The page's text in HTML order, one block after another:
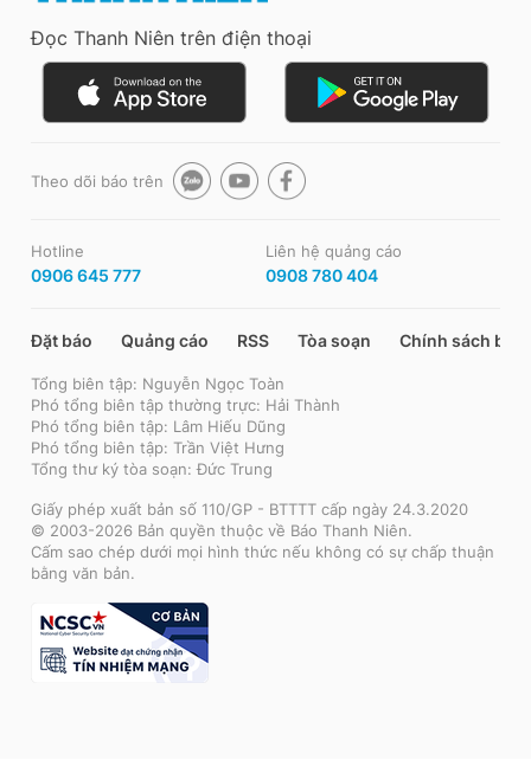
Đọc Thanh Niên trên điện thoại
Theo dõi báo trên
Hotline
0906 645 777
Liên hệ quảng cáo
0908 780 404
Đặt báo Quảng cáo RSS Tòa soạn Chính sách bảo
Tổng biên tập: Nguyễn Ngọc Toàn
Phó tổng biên tập thường trực: Hải Thành
Phó tổng biên tập: Lâm Hiếu Dũng
Phó tổng biên tập: Trần Việt Hưng
Tổng thư ký tòa soạn: Đức Trung
Giấy phép xuất bản số 110/GP - BTTTT cấp ngày 24.3.2020
© 2003-2026 Bản quyền thuộc về Báo Thanh Niên.
Cấm sao chép dưới mọi hình thức nếu không có sự chấp thuận
bằng văn bản.